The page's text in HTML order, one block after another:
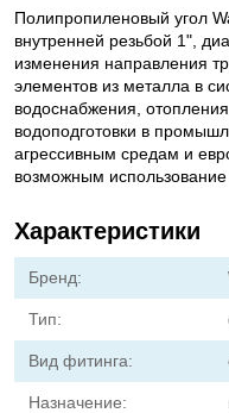
Полипропиленовый угол
внутренней резьбой 1",
изменения направления
элементов из металла в
водоснабжения,
водоподготовки в
агрессивным средам и
возможным
Характеристики
Бренд:
Тип:
Вид фитинга:
Назначение: